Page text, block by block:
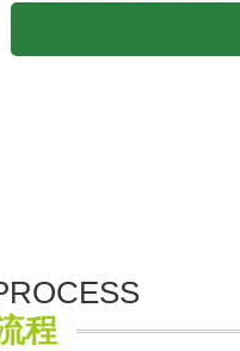
服务：服务是基础，技术沉淀为
程